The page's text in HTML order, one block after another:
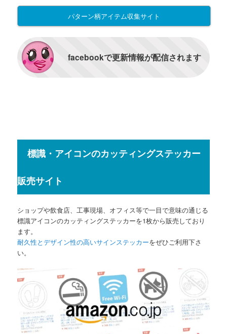
パターン柄アイテム収集サイト
facebookで更新情報が配信されます
標識・アイコンのカッティングステッカー
販売サイト
ショップや飲食店、工事現場、オフィス等で一目で意味の通じる
標識アイコンのカッティングステッカーを1枚から販売しており
ます。
耐久性とデザイン性の高いサインステッカーをぜひご利用下さ
い。